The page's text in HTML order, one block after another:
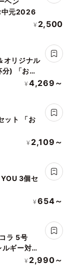
お中元2026
¥ 2,500
オリジナル
中
¥ 4,269～
ット 「お
¥ 2,109～
3個セ
¥ 654～
ラ 5号
ルギー対
《乳なし》
¥ 2,990～